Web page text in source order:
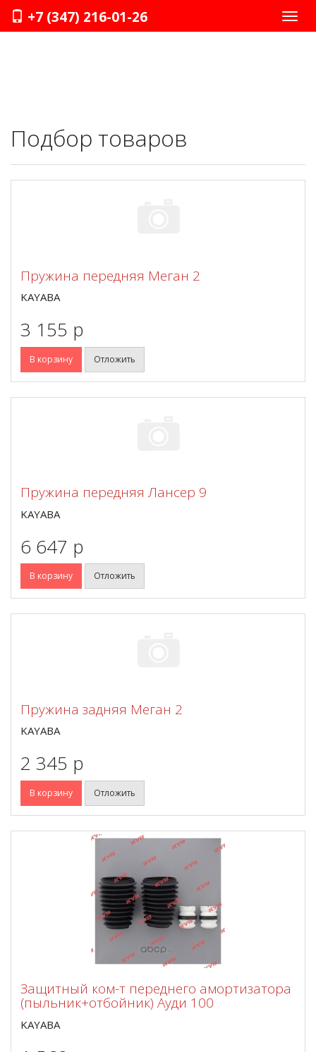
+7 (347) 216-01-26
Подбор товаров
Пружина передняя Меган 2
KAYABA
3 155 p
В корзину Отложить
Пружина передняя Лансер 9
KAYABA
6 647 p
В корзину Отложить
Пружина задняя Меган 2
KAYABA
2 345 p
В корзину Отложить
Защитный ком-т переднего амортизатора
(пыльник+отбойник) Ауди 100
KAYABA